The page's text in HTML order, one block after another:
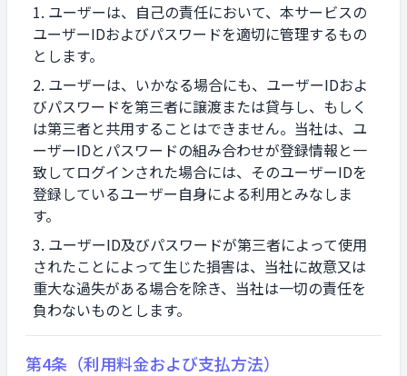
ユーザーは、自己の責任において、本サービスの
ユーザーIDおよびパスワードを適切に管理するもの
とします。
ユーザーは、いかなる場合にも、ユーザーIDおよ
びパスワードを第三者に譲渡または貸与し、もしく
は第三者と共用することはできません。当社は、ユ
ーザーIDとパスワードの組み合わせが登録情報と一
致してログインされた場合には、そのユーザーIDを
登録しているユーザー自身による利用とみなしま
す。
ユーザーID及びパスワードが第三者によって使用
されたことによって生じた損害は、当社に故意又は
重大な過失がある場合を除き、当社は一切の責任を
負わないものとします。
第4条（利用料金および支払方法）